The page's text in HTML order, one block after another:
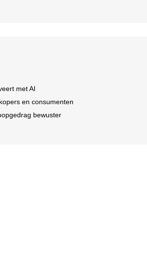
met AI
en consumenten
bewuster